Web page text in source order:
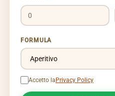
FORMULA
Accetto laPrivacy Policy